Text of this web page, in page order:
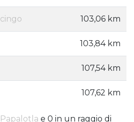
103,06 km
103,84 km
107,54 km
107,62 km
e 0 in un raggio di